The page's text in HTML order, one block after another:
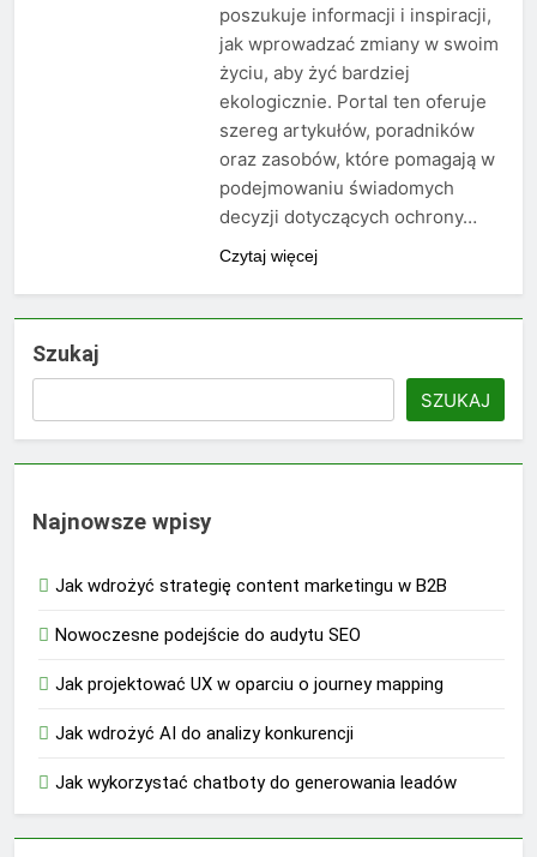
poszukuje informacji i inspiracji,
jak wprowadzać zmiany w swoim
życiu, aby żyć bardziej
ekologicznie. Portal ten oferuje
szereg artykułów, poradników
oraz zasobów, które pomagają w
podejmowaniu świadomych
decyzji dotyczących ochrony…
Czytaj więcej
Szukaj
SZUKAJ
Najnowsze wpisy
Jak wdrożyć strategię content marketingu w B2B
Nowoczesne podejście do audytu SEO
Jak projektować UX w oparciu o journey mapping
Jak wdrożyć AI do analizy konkurencji
Jak wykorzystać chatboty do generowania leadów